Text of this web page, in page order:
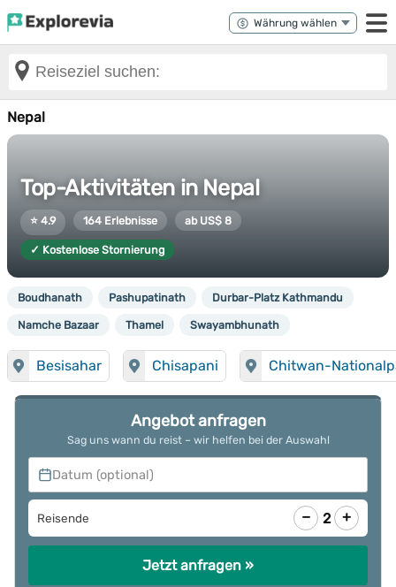
Nepal
Top-Aktivitäten in Nepal
⭐ 4.9 164 Erlebnisse ab US$ 8
✓ Kostenlose Stornierung
Boudhanath Pashupatinath Durbar-Platz Kathmandu
Namche Bazaar Thamel Swayambhunath
Besisahar Chisapani Chitwan-
Angebot anfragen
Sag uns wann du reist – wir helfen bei der Auswahl
Datum (optional)
Reisende − 2 +
Jetzt anfragen »